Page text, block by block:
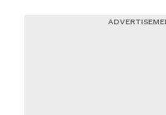
ಮಂದಣ್ಣ?